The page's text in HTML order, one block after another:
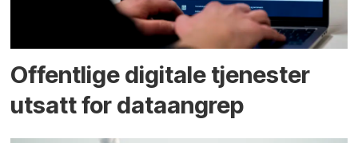
Offentlige digitale tjenester
utsatt for dataangrep